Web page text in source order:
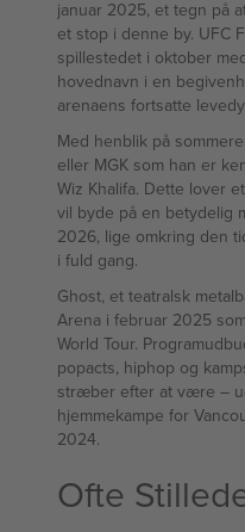
januar 2025, et tegn på
et stop i denne by. UFC
spillestedet i oktober
hovednavn i en
arenaens fortsatte
Med henblik på
eller MGK som han er
Wiz Khalifa. Dette lover
vil byde på en betydelig
2026, lige omkring den
i fuld gang.
Ghost, et teatralsk
Arena i februar 2025
World Tour.
popacts, hiphop og
stræber efter at være –
hjemmekampe for
2024.
Ofte